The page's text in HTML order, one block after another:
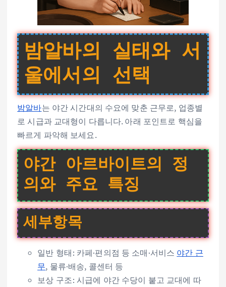
밤알바의 실태와 서
울에서의 선택
밤알바는 야간 시간대의 수요에 맞춘 근무로, 업종별
로 시급과 교대형이 다릅니다. 아래 포인트로 핵심을
빠르게 파악해 보세요.
야간 아르바이트의 정
의와 주요 특징
세부항목
일반 형태: 카페·편의점 등 소매·서비스 야간 근
무, 물류·배송, 콜센터 등
보상 구조: 시급에 야간 수당이 붙고 교대에 따